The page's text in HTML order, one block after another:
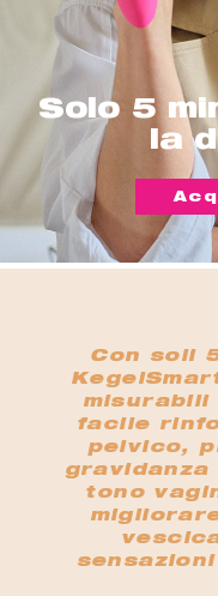
Solo 5
la
Con soli
misurabili
facile
pelvico,
tono